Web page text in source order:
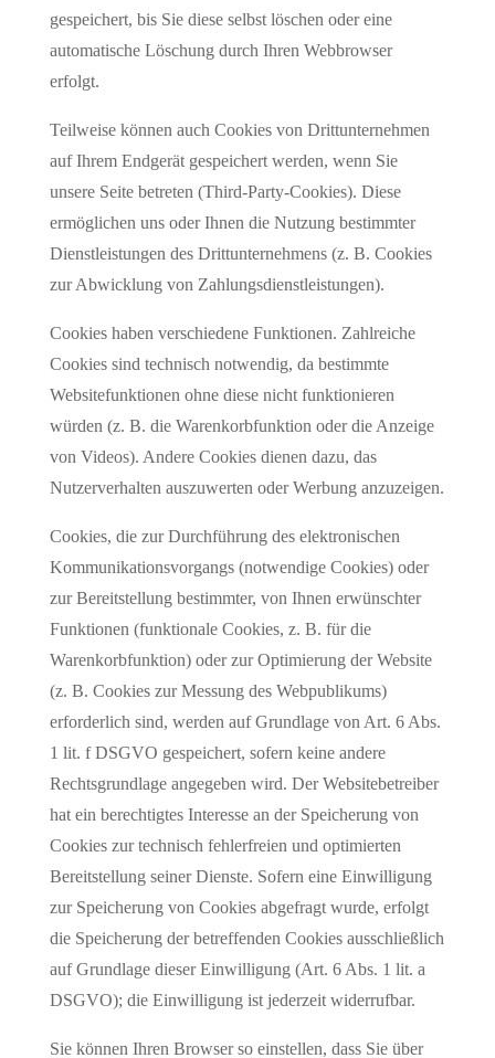
gespeichert, bis Sie diese selbst löschen oder eine
automatische Löschung durch Ihren Webbrowser
erfolgt.
Teilweise können auch Cookies von Drittunternehmen
auf Ihrem Endgerät gespeichert werden, wenn Sie
unsere Seite betreten (Third-Party-Cookies). Diese
ermöglichen uns oder Ihnen die Nutzung bestimmter
Dienstleistungen des Drittunternehmens (z. B. Cookies
zur Abwicklung von Zahlungsdienstleistungen).
Cookies haben verschiedene Funktionen. Zahlreiche
Cookies sind technisch notwendig, da bestimmte
Websitefunktionen ohne diese nicht funktionieren
würden (z. B. die Warenkorbfunktion oder die Anzeige
von Videos). Andere Cookies dienen dazu, das
Nutzerverhalten auszuwerten oder Werbung anzuzeigen.
Cookies, die zur Durchführung des elektronischen
Kommunikationsvorgangs (notwendige Cookies) oder
zur Bereitstellung bestimmter, von Ihnen erwünschter
Funktionen (funktionale Cookies, z. B. für die
Warenkorbfunktion) oder zur Optimierung der Website
(z. B. Cookies zur Messung des Webpublikums)
erforderlich sind, werden auf Grundlage von Art. 6 Abs.
1 lit. f DSGVO gespeichert, sofern keine andere
Rechtsgrundlage angegeben wird. Der Websitebetreiber
hat ein berechtigtes Interesse an der Speicherung von
Cookies zur technisch fehlerfreien und optimierten
Bereitstellung seiner Dienste. Sofern eine Einwilligung
zur Speicherung von Cookies abgefragt wurde, erfolgt
die Speicherung der betreffenden Cookies ausschließlich
auf Grundlage dieser Einwilligung (Art. 6 Abs. 1 lit. a
DSGVO); die Einwilligung ist jederzeit widerrufbar.
Sie können Ihren Browser so einstellen, dass Sie über